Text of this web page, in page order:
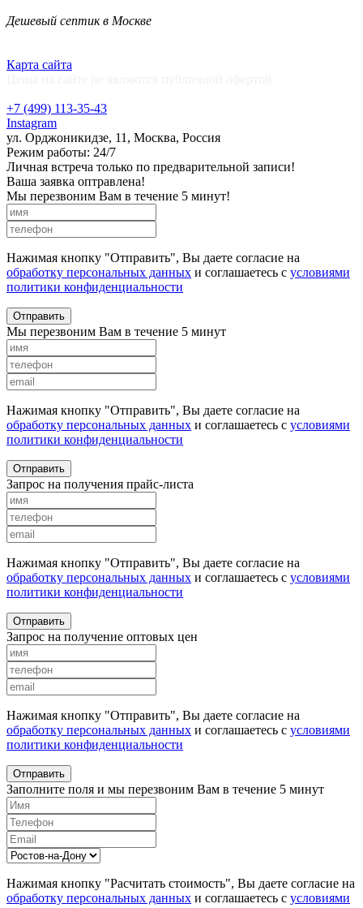
Дешевый септик в Москве
Карта сайта
+7 (499) 113-35-43
Instagram
ул. Орджоникидзе, 11, Москва, Россия
Режим работы: 24/7
Личная встреча только по предварительной записи!
Ваша заявка оптравлена!
Мы перезвоним Вам в течение 5 минут!
Нажимая кнопку "Отправить", Вы даете согласие на
обработку персональных данных и соглашаетесь с условиями
политики конфиденциальности
Отправить
Мы перезвоним Вам в течение 5 минут
Нажимая кнопку "Отправить", Вы даете согласие на
обработку персональных данных и соглашаетесь с условиями
политики конфиденциальности
Отправить
Запрос на получения прайс-листа
Нажимая кнопку "Отправить", Вы даете согласие на
обработку персональных данных и соглашаетесь с условиями
политики конфиденциальности
Отправить
Запрос на получение оптовых цен
Нажимая кнопку "Отправить", Вы даете согласие на
обработку персональных данных и соглашаетесь с условиями
политики конфиденциальности
Отправить
Заполните поля и мы перезвоним Вам в течение 5 минут
Нажимая кнопку "Расчитать стоимость", Вы даете согласие на
обработку персональных данных и соглашаетесь с условиями